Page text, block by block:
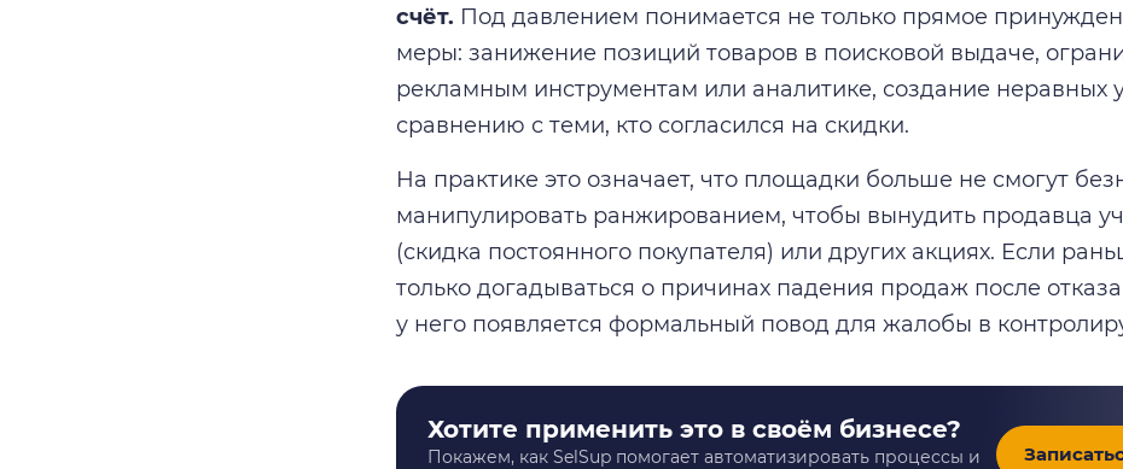
счёт. Под давлением понимается не только прямое
меры: занижение позиций товаров в поисковой выдаче,
рекламным инструментам или аналитике, создание неравных
сравнению с теми, кто согласился на скидки.
На практике это означает, что площадки больше не смогут
манипулировать ранжированием, чтобы вынудить продавца
(скидка постоянного покупателя) или других акциях. Если
только догадываться о причинах падения продаж после отказа
у него появляется формальный повод для жалобы в
Хотите применить это в своём бизнесе?
Покажем, как SelSup помогает автоматизировать процессы и